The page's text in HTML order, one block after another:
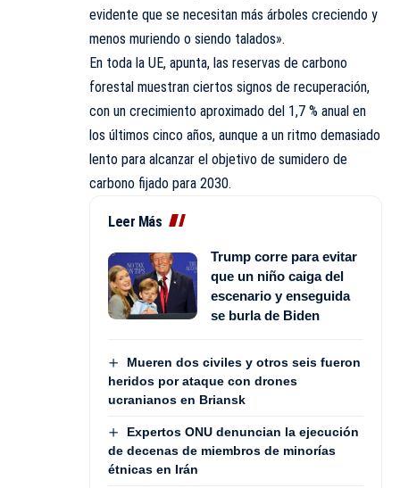
evidente que se necesitan más árboles creciendo y
menos muriendo o siendo talados».
En toda la UE, apunta, las reservas de carbono
forestal muestran ciertos signos de recuperación,
con un crecimiento aproximado del 1,7 % anual en
los últimos cinco años, aunque a un ritmo demasiado
lento para alcanzar el objetivo de sumidero de
carbono fijado para 2030.
Leer Más
Trump corre para evitar
que un niño caiga del
escenario y enseguida
se burla de Biden
Mueren dos civiles y otros seis fueron
heridos por ataque con drones
ucranianos en Briansk
Expertos ONU denuncian la ejecución
de decenas de miembros de minorías
étnicas en Irán